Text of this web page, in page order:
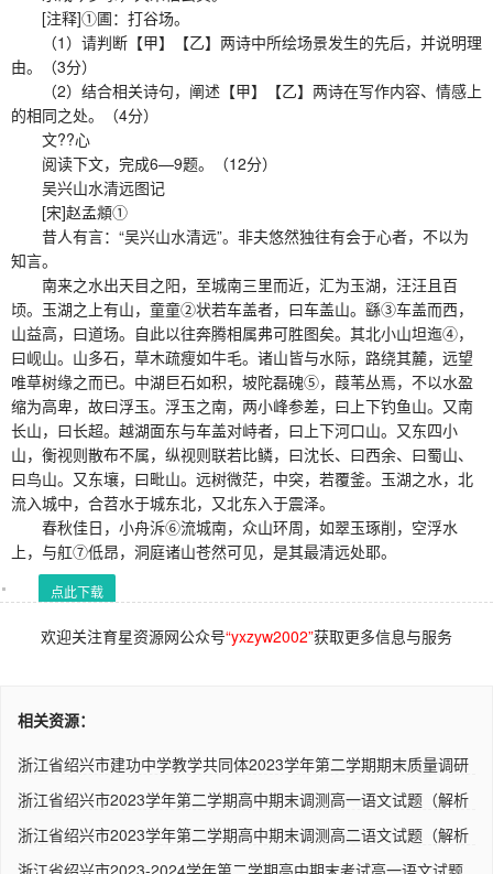
[注释]①圃：打谷场。
（1）请判断【甲】【乙】两诗中所绘场景发生的先后，并说明理
由。（3分）
（2）结合相关诗句，阐述【甲】【乙】两诗在写作内容、情感上
的相同之处。（4分）
文??心
阅读下文，完成6—9题。（12分）
吴兴山水清远图记
[宋]赵孟頫①
昔人有言：“吴兴山水清远”。非夫悠然独往有会于心者，不以为
知言。
南来之水出天目之阳，至城南三里而近，汇为玉湖，汪汪且百
顷。玉湖之上有山，童童②状若车盖者，曰车盖山。繇③车盖而西，
山益高，曰道场。自此以往奔腾相属弗可胜图矣。其北小山坦迤④，
曰岘山。山多石，草木疏瘦如牛毛。诸山皆与水际，路绕其麓，远望
唯草树缘之而已。中湖巨石如积，坡陀磊磈⑤，葭苇丛焉，不以水盈
缩为高卑，故曰浮玉。浮玉之南，两小峰参差，曰上下钓鱼山。又南
长山，曰长超。越湖面东与车盖对峙者，曰上下河口山。又东四小
山，衡视则散布不属，纵视则联若比鳞，曰沈长、曰西余、曰蜀山、
曰鸟山。又东壤，曰毗山。远树微茫，中突，若覆釜。玉湖之水，北
流入城中，合苕水于城东北，又北东入于震泽。
春秋佳日，小舟泝⑥流城南，众山环周，如翠玉琢削，空浮水
上，与舡⑦低昂，洞庭诸山苍然可见，是其最清远处耶。
点此下载
欢迎关注育星资源网公众号“yxzyw2002”获取更多信息与服务
相关资源：
浙江省绍兴市建功中学教学共同体2023学年第二学期期末质量调研
浙江省绍兴市2023学年第二学期高中期末调测高一语文试题（解析
浙江省绍兴市2023学年第二学期高中期末调测高二语文试题（解析
浙江省绍兴市2023-2024学年第二学期高中期末考试高一语文试题